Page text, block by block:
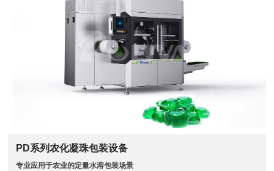
PD系列农化凝珠包装设备
专业应用于农业的定量水溶包装场景